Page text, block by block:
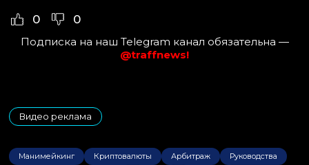
0 0
Подписка на наш Telegram канал обязательна —
@traffnews!
Видео реклама
Манимейкинг Криптовалюты Арбитраж
Руководства